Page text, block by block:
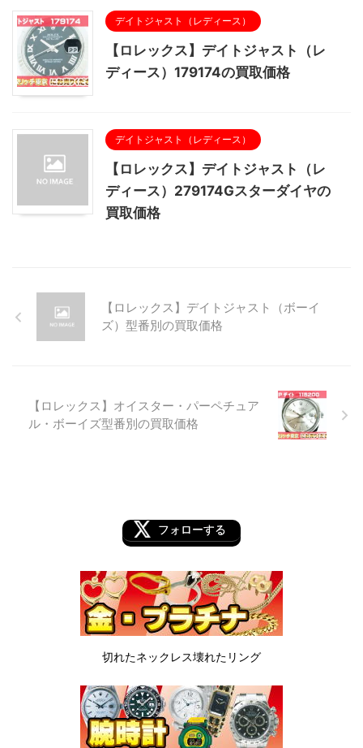
デイトジャスト（レディース）
【ロレックス】デイトジャスト（レ
ディース）179174の買取価格
デイトジャスト（レディース）
【ロレックス】デイトジャスト（レ
ディース）279174Gスターダイヤの
買取価格
【ロレックス】デイトジャスト（ボーイ
ズ）型番別の買取価格
【ロレックス】オイスター・パーペチュア
ル・ボーイズ型番別の買取価格
フォローする
切れたネックレス壊れたリング